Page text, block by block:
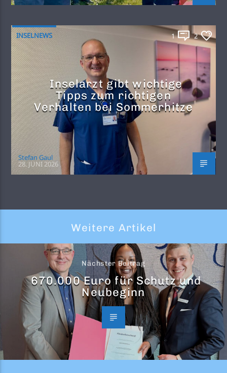
INSELNEWS 1 2
Inselarzt gibt wichtige
Tipps zum richtigen
Verhalten bei Sommerhitze
Stefan Gaul
28. JUNI 2026
Weitere Artikel
Nächster Beitrag
670.000 Euro für Schutz und
Neubeginn